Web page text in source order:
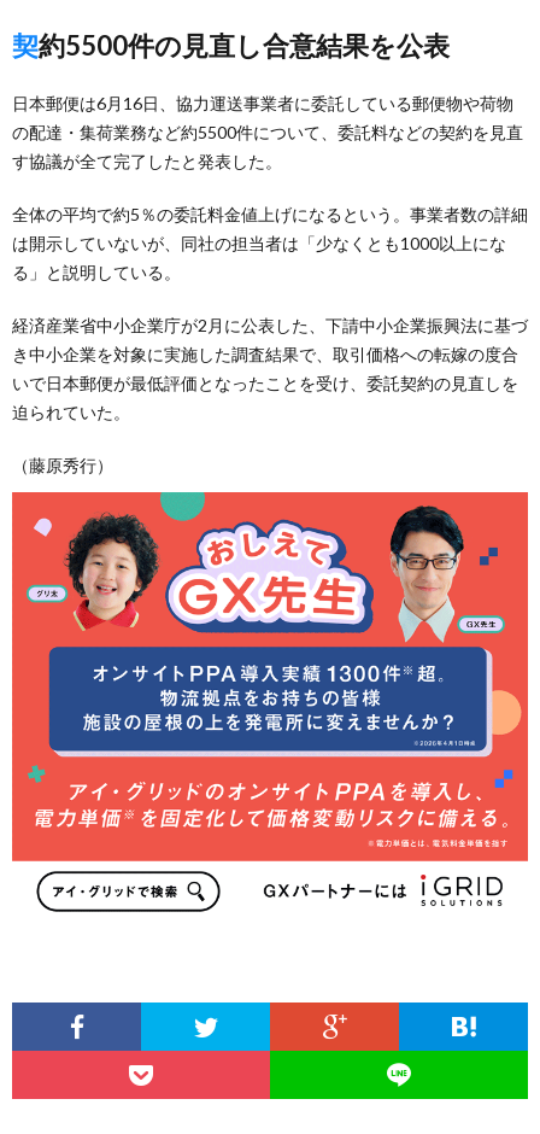
契約5500件の見直し合意結果を公表
日本郵便は6月16日、協力運送事業者に委託している郵便物や荷物
の配達・集荷業務など約5500件について、委託料などの契約を見直
す協議が全て完了したと発表した。
全体の平均で約5％の委託料金値上げになるという。事業者数の詳細
は開示していないが、同社の担当者は「少なくとも1000以上にな
る」と説明している。
経済産業省中小企業庁が2月に公表した、下請中小企業振興法に基づ
き中小企業を対象に実施した調査結果で、取引価格への転嫁の度合
いで日本郵便が最低評価となったことを受け、委託契約の見直しを
迫られていた。
（藤原秀行）